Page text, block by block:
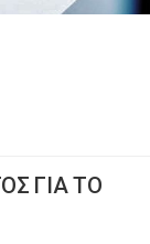
ΓΙΑ ΤΟ